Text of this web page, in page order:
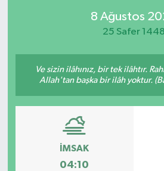
8 Ağustos
25 Safer 1448
Ve sizin ilâhınız, bir tek ilâhtır.
Allah'tan başka bir ilâh yoktur.
İMSAK
04:10